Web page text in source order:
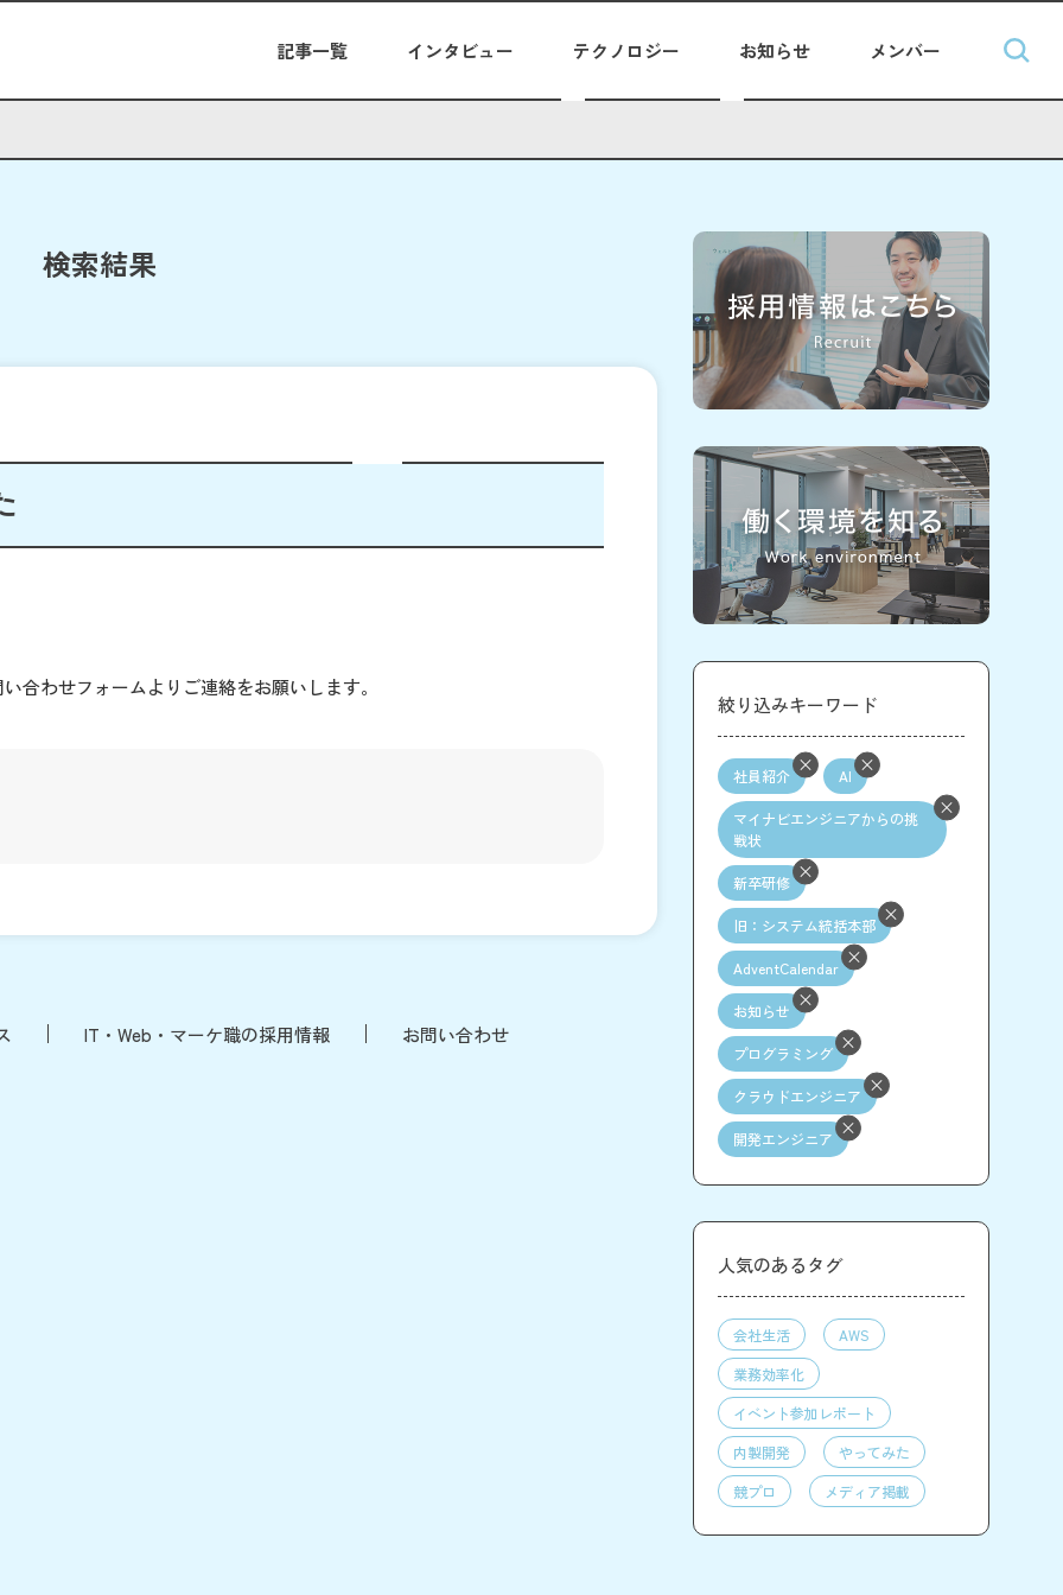
記事一覧 インタビュー テクノロジー お知らせ メンバー
検索結果
合わせフォームよりご連絡をお願いします。
IT・Web・マーケ職の採用情報 お問い合わせ
絞り込みキーワード
社員紹介 AI
マイナビエンジニアからの挑
戦状
新卒研修
旧：システム統括本部
AdventCalendar
お知らせ
プログラミング
クラウドエンジニア
開発エンジニア
人気のあるタグ
会社生活
AWS
業務効率化
イベント参加レポート
内製開発
やってみた
競プロ
メディア掲載